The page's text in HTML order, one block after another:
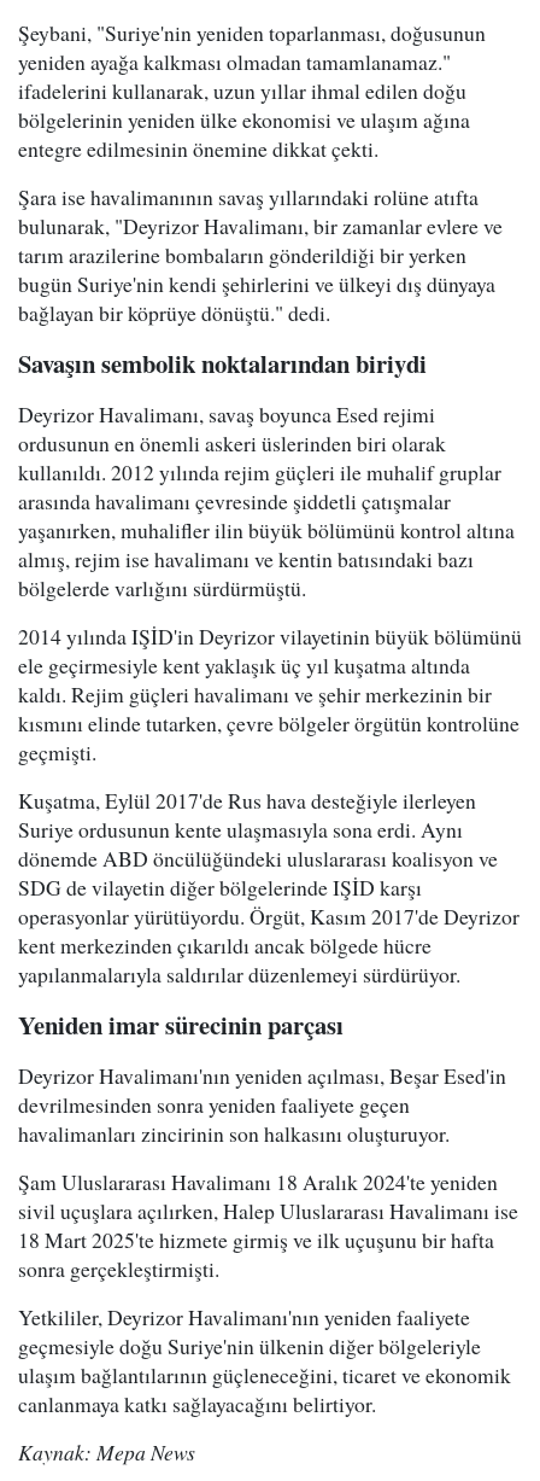
Şeybani, "Suriye'nin yeniden toparlanması, doğusunun
yeniden ayağa kalkması olmadan tamamlanamaz."
ifadelerini kullanarak, uzun yıllar ihmal edilen doğu
bölgelerinin yeniden ülke ekonomisi ve ulaşım ağına
entegre edilmesinin önemine dikkat çekti.
Şara ise havalimanının savaş yıllarındaki rolüne atıfta
bulunarak, "Deyrizor Havalimanı, bir zamanlar evlere ve
tarım arazilerine bombaların gönderildiği bir yerken
bugün Suriye'nin kendi şehirlerini ve ülkeyi dış dünyaya
bağlayan bir köprüye dönüştü." dedi.
Savaşın sembolik noktalarından biriydi
Deyrizor Havalimanı, savaş boyunca Esed rejimi
ordusunun en önemli askeri üslerinden biri olarak
kullanıldı. 2012 yılında rejim güçleri ile muhalif gruplar
arasında havalimanı çevresinde şiddetli çatışmalar
yaşanırken, muhalifler ilin büyük bölümünü kontrol altına
almış, rejim ise havalimanı ve kentin batısındaki bazı
bölgelerde varlığını sürdürmüştü.
2014 yılında IŞİD'in Deyrizor vilayetinin büyük bölümünü
ele geçirmesiyle kent yaklaşık üç yıl kuşatma altında
kaldı. Rejim güçleri havalimanı ve şehir merkezinin bir
kısmını elinde tutarken, çevre bölgeler örgütün kontrolüne
geçmişti.
Kuşatma, Eylül 2017'de Rus hava desteğiyle ilerleyen
Suriye ordusunun kente ulaşmasıyla sona erdi. Aynı
dönemde ABD öncülüğündeki uluslararası koalisyon ve
SDG de vilayetin diğer bölgelerinde IŞİD karşı
operasyonlar yürütüyordu. Örgüt, Kasım 2017'de Deyrizor
kent merkezinden çıkarıldı ancak bölgede hücre
yapılanmalarıyla saldırılar düzenlemeyi sürdürüyor.
Yeniden imar sürecinin parçası
Deyrizor Havalimanı'nın yeniden açılması, Beşar Esed'in
devrilmesinden sonra yeniden faaliyete geçen
havalimanları zincirinin son halkasını oluşturuyor.
Şam Uluslararası Havalimanı 18 Aralık 2024'te yeniden
sivil uçuşlara açılırken, Halep Uluslararası Havalimanı ise
18 Mart 2025'te hizmete girmiş ve ilk uçuşunu bir hafta
sonra gerçekleştirmişti.
Yetkililer, Deyrizor Havalimanı'nın yeniden faaliyete
geçmesiyle doğu Suriye'nin ülkenin diğer bölgeleriyle
ulaşım bağlantılarının güçleneceğini, ticaret ve ekonomik
canlanmaya katkı sağlayacağını belirtiyor.
Kaynak: Mepa News